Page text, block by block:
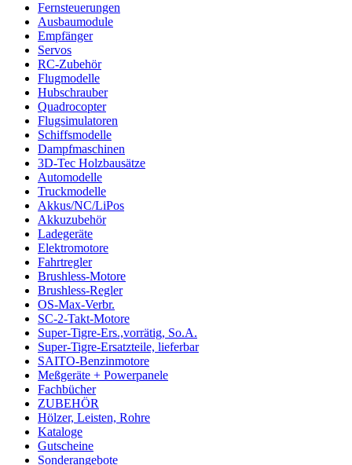
Fernsteuerungen
Ausbaumodule
Empfänger
Servos
RC-Zubehör
Flugmodelle
Hubschrauber
Quadrocopter
Flugsimulatoren
Schiffsmodelle
Dampfmaschinen
3D-Tec Holzbausätze
Automodelle
Truckmodelle
Akkus/NC/LiPos
Akkuzubehör
Ladegeräte
Elektromotore
Fahrtregler
Brushless-Motore
Brushless-Regler
OS-Max-Verbr.
SC-2-Takt-Motore
Super-Tigre-Ers.,vorrätig, So.A.
Super-Tigre-Ersatzteile, lieferbar
SAITO-Benzinmotore
Meßgeräte + Powerpanele
Fachbücher
ZUBEHÖR
Hölzer, Leisten, Rohre
Kataloge
Gutscheine
Sonderangebote